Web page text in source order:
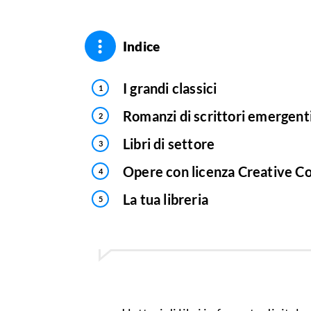
Indice
I grandi classici
Romanzi di scrittori
Libri di settore
Opere con licenza Creative
La tua libreria